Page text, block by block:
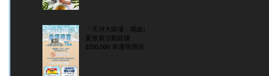
「天河大賭場」開啟盛
夏推廣活動延續
$550,000 幸運尋寶現金